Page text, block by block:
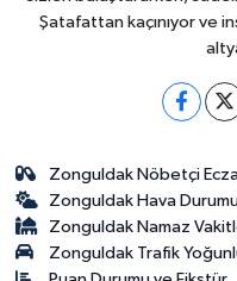
Şatafattan kaçınıyor ve
Zonguldak Nöbetçi
Zonguldak Hava
Zonguldak Namaz
Zonguldak Trafik